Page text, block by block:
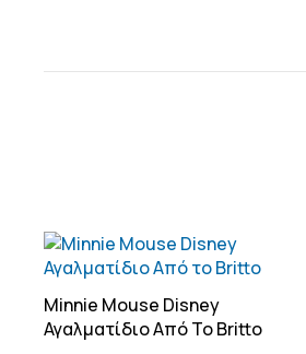
Προσθήκη στο καλάθι
Minnie Mouse Disney
Αγαλματίδιο Από Το Britto